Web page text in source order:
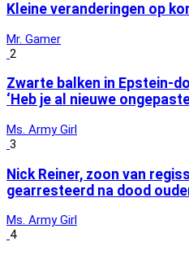
Kleine veranderingen op
Mr. Gamer
2
Zwarte balken in Epstein-
‘Heb je al nieuwe
Ms. Army Girl
3
Nick Reiner, zoon van
gearresteerd na dood
Ms. Army Girl
4